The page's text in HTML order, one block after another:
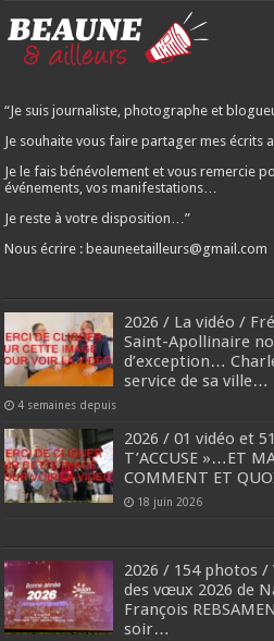
“Je suis journaliste, photographe et
Je souhaite vous faire partager mes écrits
Je le fais bénévolement et vous remercie
événements, vos manifestations…
Je reste à votre disposition…”
Nous écrire : beauneetailleurs@gmail.com
2026 / La vidéo /
Saint-Apollinaire
d’exception…
service de sa ville…
4 semaines depuis
2026 / 01 vidéo et
T’ACCUSE »…ET
COMMENT ET
18 juin 2026
2026 / 154 photos
des vœux 2026 de
François
soir…